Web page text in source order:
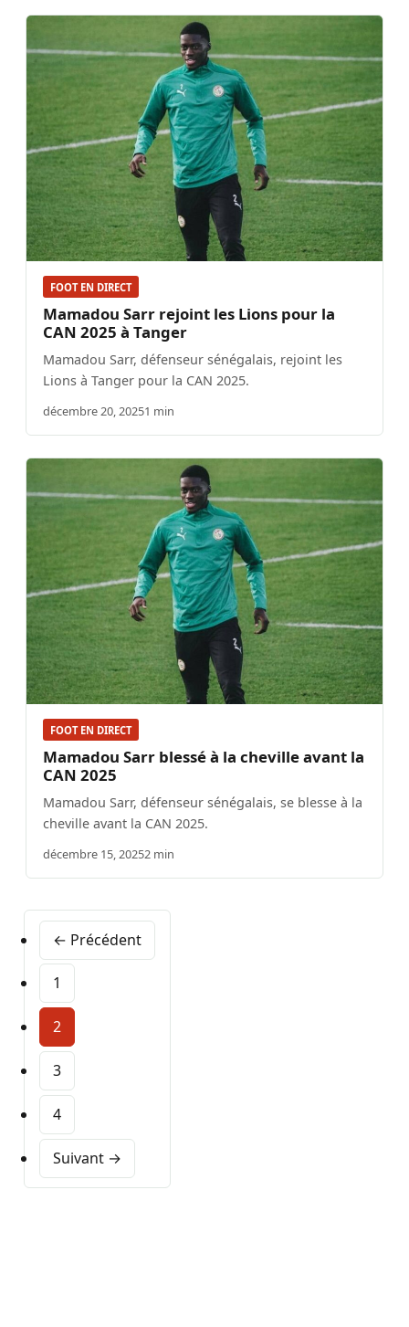
FOOT EN DIRECT
Mamadou Sarr rejoint les Lions pour la
CAN 2025 à Tanger
Mamadou Sarr, défenseur sénégalais, rejoint les
Lions à Tanger pour la CAN 2025.
décembre 20, 20251 min
FOOT EN DIRECT
Mamadou Sarr blessé à la cheville avant la
CAN 2025
Mamadou Sarr, défenseur sénégalais, se blesse à la
cheville avant la CAN 2025.
décembre 15, 20252 min
← Précédent
1
2
3
4
Suivant →